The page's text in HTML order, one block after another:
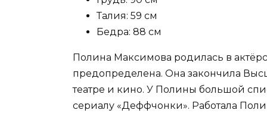
Талия: 59 см
Бедра: 88 см
Полина Максимова родилась в
предопределена. Она закончила
театре и кино. У Полины большой
сериалу «Деффчонки». Работала